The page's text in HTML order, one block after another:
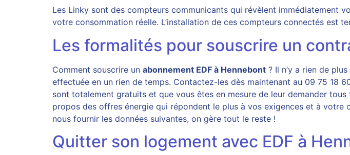
Les Linky sont des compteurs communicants qui révèlent
votre consommation réelle. L’installation de ces compteurs connectés est
Les formalités pour souscrire un
Comment souscrire un abonnement EDF à Hennebont ? Il n’y a rien de
effectuée en un rien de temps. Contactez-les dès maintenant au 09 75 18
sont totalement gratuits et que vous êtes en mesure de leur demander
propos des offres énergie qui répondent le plus à vos exigences et à
nous fournir les données suivantes, on gère tout le reste !
Quitter son logement avec EDF à